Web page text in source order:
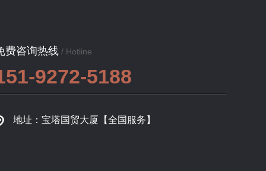
费咨询热线 / Hotline
9272-5188
地址：宝塔国贸大厦【全国服务】